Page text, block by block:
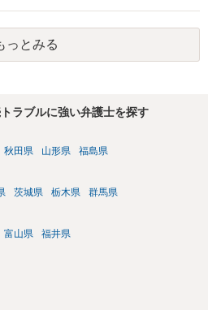
っとみる
ラブルに強い弁護士を探す
秋田県 山形県 福島県
茨城県 栃木県 群馬県
富山県 福井県